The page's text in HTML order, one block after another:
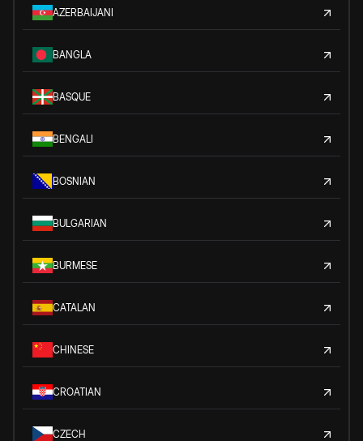
AZERBAIJANI
BANGLA
BASQUE
BENGALI
BOSNIAN
BULGARIAN
BURMESE
CATALAN
CHINESE
CROATIAN
CZECH